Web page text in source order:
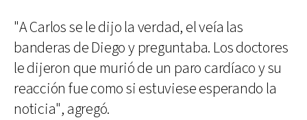
"A Carlos se le dijo la verdad, el veía las
banderas de Diego y preguntaba. Los doctores
le dijeron que murió de un paro cardíaco y su
reacción fue como si estuviese esperando la
noticia", agregó.